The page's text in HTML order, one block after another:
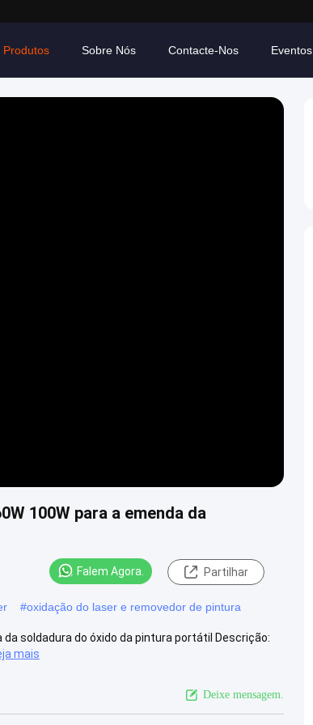
Produtos Sobre Nós Contacte-Nos Eventos
100W para a emenda da
Falem Agora. Partilhar
#oxidação do laser e removedor de pintura
soldadura do óxido da pintura portátil Descrição:
mais
Deixe mensagem.